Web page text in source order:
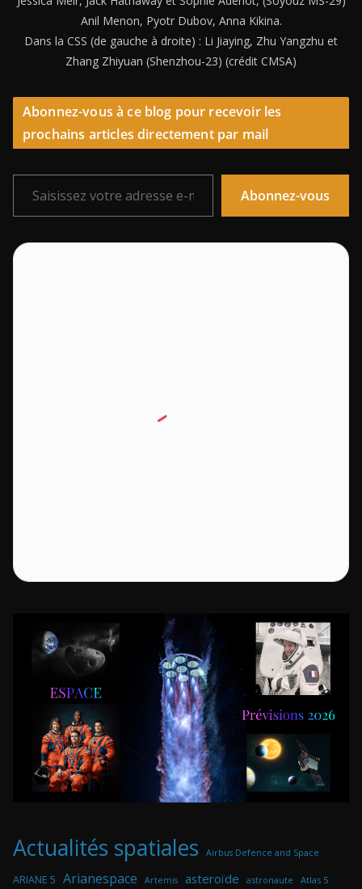
Anil Menon, Pyotr Dubov, Anna Kikina.
Dans la CSS (de gauche à droite) : Li Jiaying, Zhu Yangzhu et
Zhang Zhiyuan (Shenzhou-23) (crédit CMSA)
Abonnez-vous à ce blog pour recevoir les
prochains articles directement par mail
Saisissez votre adresse e-mail…
Abonnez-vous
Actualités spatiales Airbus Defence and Space
ARIANE 5 Arianespace Artemis asteroïde astronaute Atlas 5